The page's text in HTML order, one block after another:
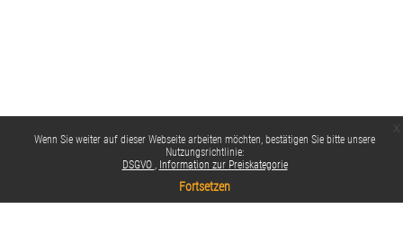
Wenn Sie weiter auf dieser Webseite arbeiten möchten, bestätigen Sie bitte unsere
Nutzungsrichtlinie:
DSGVO
Information zur Preiskategorie
Fortsetzen